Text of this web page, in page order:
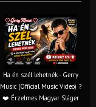
Ha én szél lehetnék - Gerry
Music (Official Music Video) ?️
❤️ Érzelmes Magyar Sláger